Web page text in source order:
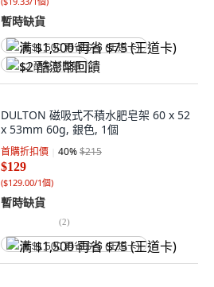
暫時缺貨
满 $1,500 再省 $75 (王道卡)
$2 酷澎幣回饋
DULTON 磁吸式不積水肥皂架 60 x 52
x 53mm 60g, 銀色, 1個
首購折扣價 40%$215
$129
($129.00/1個)
暫時缺貨
(2)
满 $1,500 再省 $75 (王道卡)